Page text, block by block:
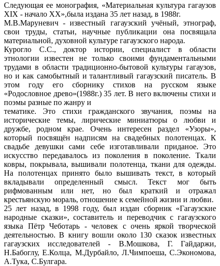
Следующая ее монография, «Материальная культура гагаузов
XIX - начало XX»,была издана 35 лет назад, в 1988г.
М.В.Маруневич - известный гагаузский учёный, этнограф,
свои труды, статьи, научные публикации она посвящала
материальной, духовной культуре гагаузского народа.
Курогло С.С., доктор истории, специалист в области
этнологии известен не только своими фундаментальными
трудами в области традиционно-бытовой культуры гагаузов,
но и как самобытный и талантливый гагаузский писатель. В
этом году его сборнику стихов на русском языке
«Родословное древо»(1988г.) 35 лет. В него включены стихи и
поэмы разные по жанру и
тематике. Это стихи гражданского звучания, поэмы на
исторические темы, лирические миниатюры о любви и
дружбе, родном крае. Очень интересен раздел «Узоры»,
который посвящён надписям на свадебных полотенцах. К
свадьбе девушки сами себе изготавливали приданое. Это
искусство передавалось из поколения в поколение. Ткали
ковры, покрывала, вышивали полотенца, ткани для одежды.
На полотенцах принято было вышивать текст, в который
вкладывали определенный смысл. Текст мог быть
рифмованным или нет, но был краткий и отражал
крестьянскую мораль, отношение к семейной жизни и любви.
25 лет назад, в 1998 году, был издан сборник «Гагаузские
народные сказки», составитель и переводчик с гагаузского
языка Пётр Чеботарь - человек с очень яркой творческой
деятельностью. В книгу вошли около 130 сказок известных
гагаузских исследователей - В.Мошкова, Г. Гайдаржи,
Н.Бабоглу, Е.Колца, М.Дурбайло, Л.Чимпоеша, С.Экономова,
А.Тука, С.Булгара.